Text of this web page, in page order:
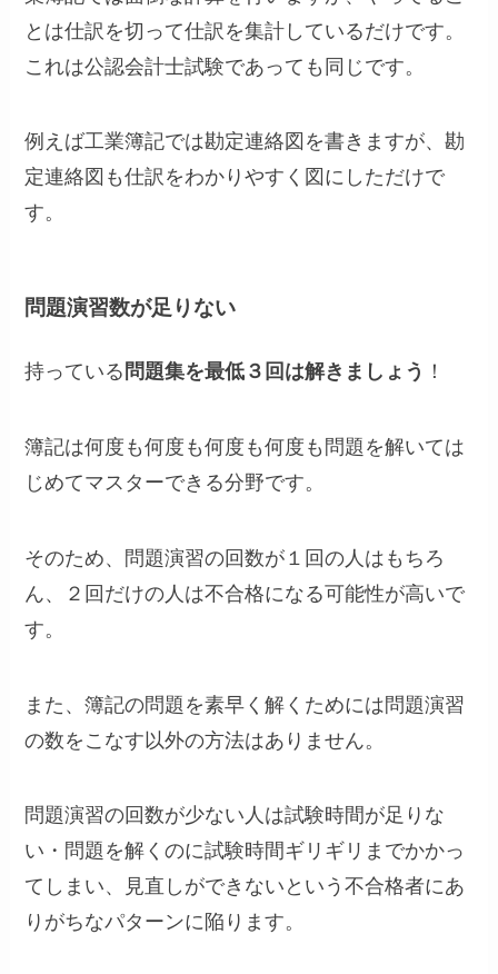
とは仕訳を切って仕訳を集計しているだけです。
これは公認会計士試験であっても同じです。
例えば工業簿記では勘定連絡図を書きますが、勘
定連絡図も仕訳をわかりやすく図にしただけで
す。
問題演習数が足りない
持っている 問題集を最低３回は解きましょう ！
簿記は何度も何度も何度も何度も問題を解いては
じめてマスターできる分野です。
そのため、問題演習の回数が１回の人はもちろ
ん、２回だけの人は不合格になる可能性が高いで
す。
また、簿記の問題を素早く解くためには問題演習
の数をこなす以外の方法はありません。
問題演習の回数が少ない人は試験時間が足りな
い・問題を解くのに試験時間ギリギリまでかかっ
てしまい、見直しができないという不合格者にあ
りがちなパターンに陥ります。